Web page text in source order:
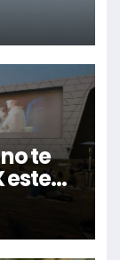
te
este